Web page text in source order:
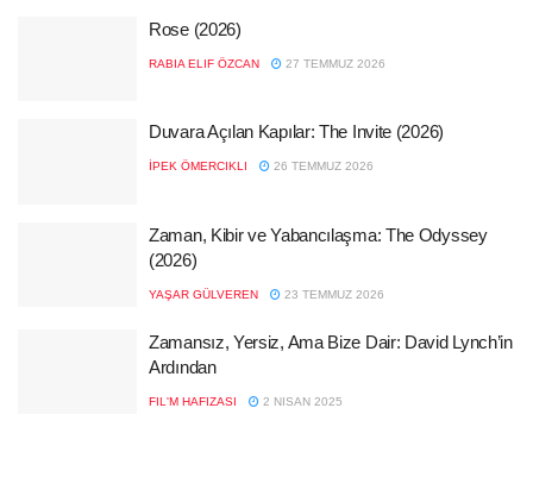
Rose (2026)
RABIA ELIF ÖZCAN 27 TEMMUZ 2026
Duvara Açılan Kapılar: The Invite (2026)
İPEK ÖMERCIKLI 26 TEMMUZ 2026
Zaman, Kibir ve Yabancılaşma: The Odyssey
(2026)
YAŞAR GÜLVEREN 23 TEMMUZ 2026
Zamansız, Yersiz, Ama Bize Dair: David Lynch’in
Ardından
FIL'M HAFIZASI 2 NISAN 2025